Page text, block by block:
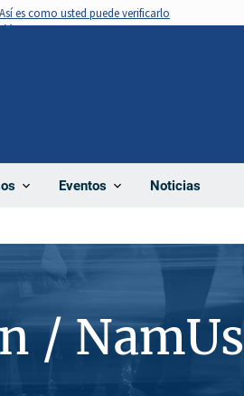
Así es como usted puede verificarlo
Eventos Noticias
/ NamUs